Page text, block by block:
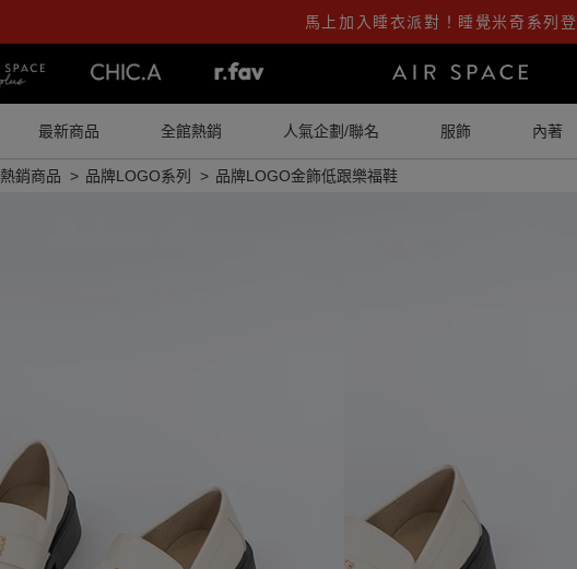
馬上加入睡衣派對！睡覺米奇系列
最新商品 全館熱銷 人氣企劃/聯名 服飾 內著
熱銷商品 品牌LOGO系列 品牌LOGO金飾低跟樂福鞋